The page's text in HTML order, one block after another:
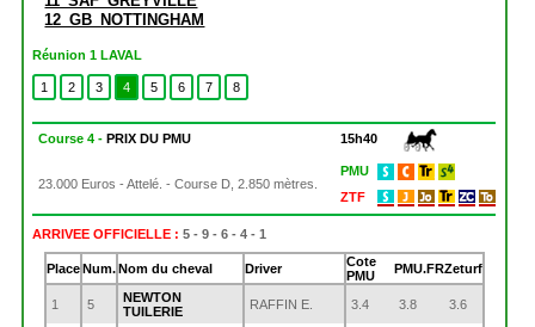
12_GB_NOTTINGHAM
Réunion 1 LAVAL
1 2 3 4 5 6 7 8
Course 4 -PRIX DU PMU 15h40
23.000 Euros - Attelé. - Course D, 2.850 mètres.
PMU
ZTF
ARRIVEE OFFICIELLE : 5 - 9 - 6 - 4 - 1
PlaceNum.Nom du cheval Driver
Cote
PMU
PMU.FRZeturf
1 5
NEWTON
TUILERIE
RAFFIN E. 3.4 3.8 3.6